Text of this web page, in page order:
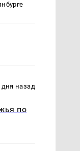
дня назад
по